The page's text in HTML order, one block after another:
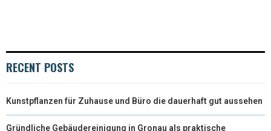
RECENT POSTS
Kunstpflanzen für Zuhause und Büro die dauerhaft gut aussehen
Gründliche Gebäudereinigung in Gronau als praktische